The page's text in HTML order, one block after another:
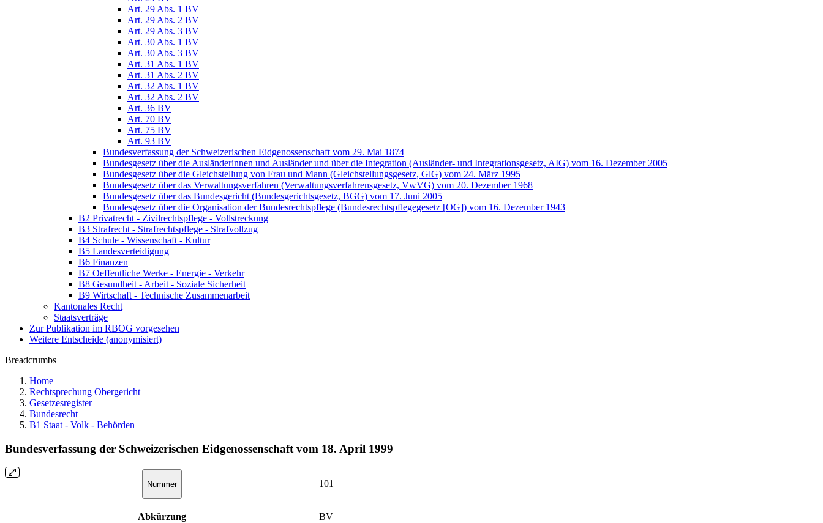
Art. 29 Abs. 1 BV
Art. 29 Abs. 2 BV
Art. 29 Abs. 3 BV
Art. 30 Abs. 1 BV
Art. 30 Abs. 3 BV
Art. 31 Abs. 1 BV
Art. 31 Abs. 2 BV
Art. 32 Abs. 1 BV
Art. 32 Abs. 2 BV
Art. 36 BV
Art. 70 BV
Art. 75 BV
Art. 93 BV
Bundesverfassung der Schweizerischen Eidgenossenschaft vom 29. Mai 1874
Bundesgesetz über die Ausländerinnen und Ausländer und über die Integration (Ausländer- und Integrationsgesetz, AIG) vom 16. Dezember 2005
Bundesgesetz über die Gleichstellung von Frau und Mann (Gleichstellungsgesetz, GlG) vom 24. März 1995
Bundesgesetz über das Verwaltungsverfahren (Verwaltungsverfahrensgesetz, VwVG) vom 20. Dezember 1968
Bundesgesetz über das Bundesgericht (Bundesgerichtsgesetz, BGG) vom 17. Juni 2005
Bundesgesetz über die Organisation der Bundesrechtspflege (Bundesrechtspflegegesetz [OG]) vom 16. Dezember 1943
B2 Privatrecht - Zivilrechtspflege - Vollstreckung
B3 Strafrecht - Strafrechtspflege - Strafvollzug
B4 Schule - Wissenschaft - Kultur
B5 Landesverteidigung
B6 Finanzen
B7 Oeffentliche Werke - Energie - Verkehr
B8 Gesundheit - Arbeit - Soziale Sicherheit
B9 Wirtschaft - Technische Zusammenarbeit
Kantonales Recht
Staatsverträge
Zur Publikation im RBOG vorgesehen
Weitere Entscheide (anonymisiert)
Breadcrumbs
Home
Rechtsprechung Obergericht
Gesetzesregister
Bundesrecht
B1 Staat - Volk - Behörden
Bundesverfassung der Schweizerischen Eidgenossenschaft vom 18. April 1999
Nummer 101
Abkürzung BV